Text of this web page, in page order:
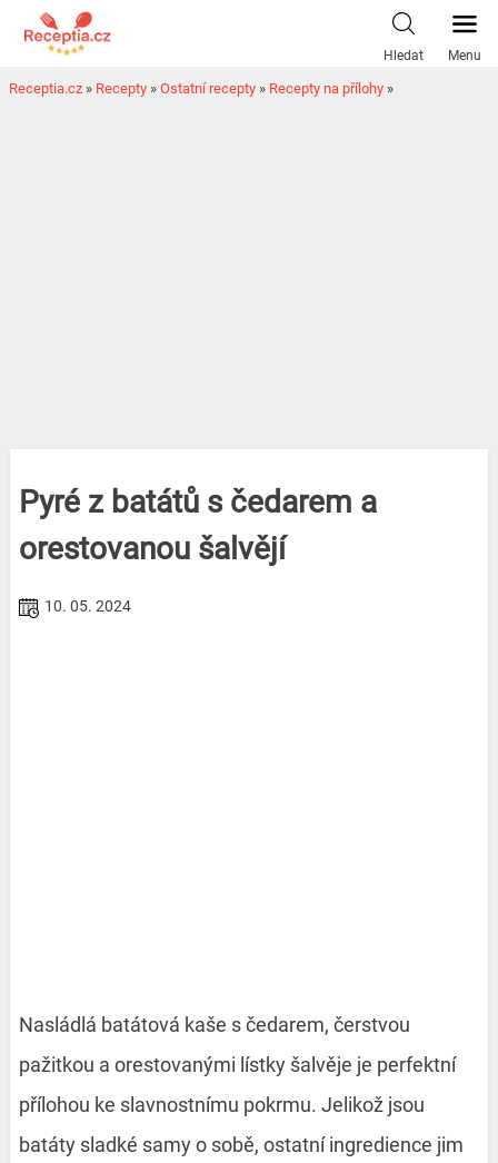
Hledat Menu
Receptia.cz » Recepty » Ostatní recepty » Recepty na přílohy »
Pyré z batátů s čedarem a
orestovanou šalvějí
10. 05. 2024
Nasládlá batátová kaše s čedarem, čerstvou
pažitkou a orestovanými lístky šalvěje je perfektní
přílohou ke slavnostnímu pokrmu. Jelikož jsou
batáty sladké samy o sobě, ostatní ingredience jim